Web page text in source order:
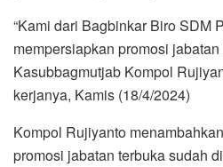
“Kami dari Bagbinkar Biro SDM
mempersiapkan promosi jabatan
Kasubbagmutjab Kompol
kerjanya, Kamis (18/4/2024)
Kompol Rujiyanto
promosi jabatan terbuka sudah